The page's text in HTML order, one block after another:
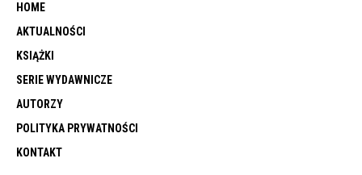
HOME
AKTUALNOŚCI
KSIĄŻKI
SERIE WYDAWNICZE
AUTORZY
POLITYKA PRYWATNOŚCI
KONTAKT